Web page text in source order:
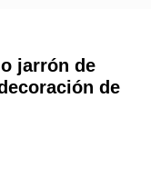
jarrón de
de